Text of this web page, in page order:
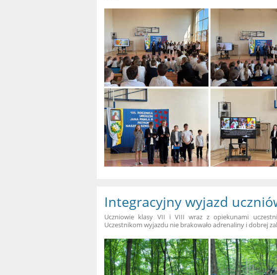
Integracyjny wyjazd
Uczniowie klasy VII i VIII wraz z opiekunami
Uczestnikom wyjazdu nie brakowało adrenaliny i dobrej